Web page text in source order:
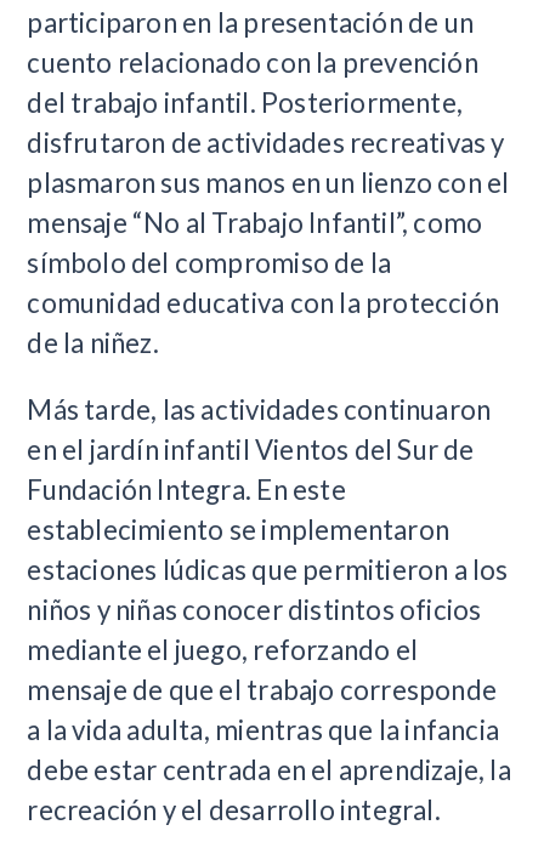
participaron en la presentación de un
cuento relacionado con la prevención
del trabajo infantil. Posteriormente,
disfrutaron de actividades recreativas y
plasmaron sus manos en un lienzo con el
mensaje “No al Trabajo Infantil”, como
símbolo del compromiso de la
comunidad educativa con la protección
de la niñez.
Más tarde, las actividades continuaron
en el jardín infantil Vientos del Sur de
Fundación Integra. En este
establecimiento se implementaron
estaciones lúdicas que permitieron a los
niños y niñas conocer distintos oficios
mediante el juego, reforzando el
mensaje de que el trabajo corresponde
a la vida adulta, mientras que la infancia
debe estar centrada en el aprendizaje, la
recreación y el desarrollo integral.